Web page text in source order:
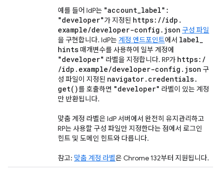
예를 들어 IdP는 "account_label":
"developer"가 지정된 https: //idp .
example/developer-config . json 구성 파일
을 구현합니다. IdP는 계정 엔드포인트에서 label_
hints 매개변수를 사용하여 일부 계정에
"developer" 라벨을 지정합니다. RP가 https: /
/idp . example/developer-config . json 구
성 파일이 지정된 navigator. credentials.
get( )를 호출하면 "developer" 라벨이 있는 계정
만 반환됩니다.
맞춤 계정 라벨은 IdP 서버에서 완전히 유지관리하고
RP는 사용할 구성 파일만 지정한다는 점에서 로그인
힌트 및 도메인 힌트와 다릅니다.
참고: 맞춤 계정 라벨은 Chrome 132부터 지원됩니다.